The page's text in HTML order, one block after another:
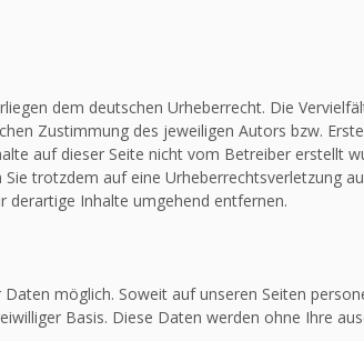
dem deutschen Urheberrecht. Die
Zustimmung des jeweiligen Autors bzw.
auf dieser Seite nicht vom Betreiber erstellt
trotzdem auf eine Urheberrechtsverletzung
derartige Inhalte umgehend entfernen.
möglich. Soweit auf unseren Seiten
Basis. Diese Daten werden ohne Ihre